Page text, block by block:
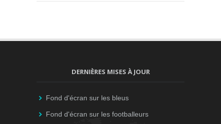
DERNIÈRES MISES À JOUR
Fond d'écran sur les bleus
Fond d'écran sur les footballeurs